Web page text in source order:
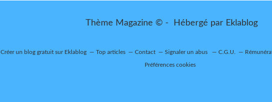
Thème Magazine © - Hébergé par Eklablog
Créer un blog gratuit sur Eklablog Top articles Contact Signaler un abus C.G.U.
Préférences cookies